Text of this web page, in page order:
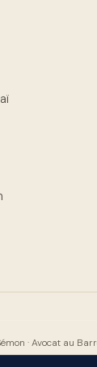
· Avocat au